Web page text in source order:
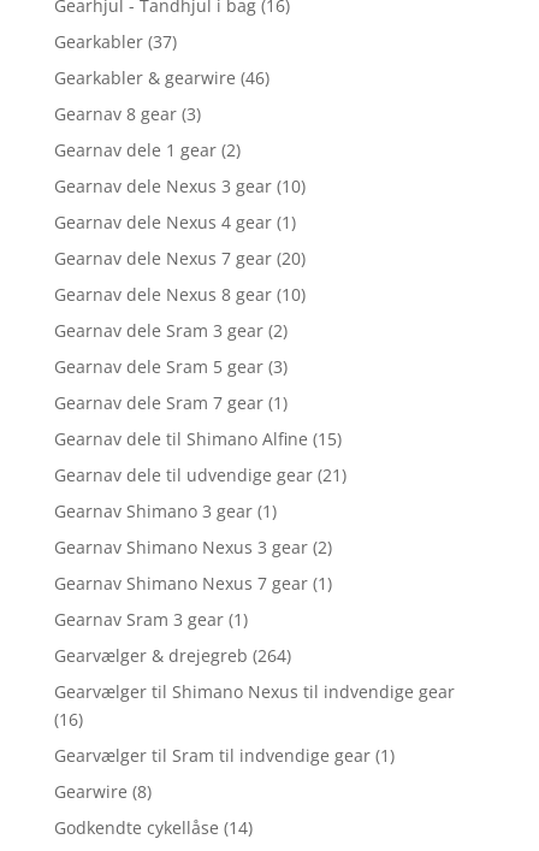
Gearhjul - Tandhjul i bag (16)
Gearkabler (37)
Gearkabler & gearwire (46)
Gearnav 8 gear (3)
Gearnav dele 1 gear (2)
Gearnav dele Nexus 3 gear (10)
Gearnav dele Nexus 4 gear (1)
Gearnav dele Nexus 7 gear (20)
Gearnav dele Nexus 8 gear (10)
Gearnav dele Sram 3 gear (2)
Gearnav dele Sram 5 gear (3)
Gearnav dele Sram 7 gear (1)
Gearnav dele til Shimano Alfine (15)
Gearnav dele til udvendige gear (21)
Gearnav Shimano 3 gear (1)
Gearnav Shimano Nexus 3 gear (2)
Gearnav Shimano Nexus 7 gear (1)
Gearnav Sram 3 gear (1)
Gearvælger & drejegreb (264)
Gearvælger til Shimano Nexus til indvendige gear
(16)
Gearvælger til Sram til indvendige gear (1)
Gearwire (8)
Godkendte cykellåse (14)